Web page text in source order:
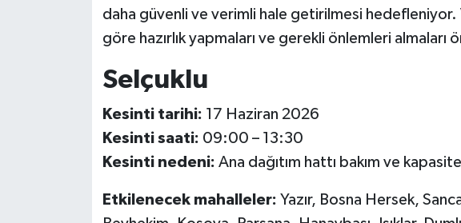
daha güvenli ve verimli hale getirilmesi hedefleniyor.
göre hazırlık yapmaları ve gerekli önlemleri almaları
Selçuklu
Kesinti tarihi: 17 Haziran 2026
Kesinti saati: 09:00 – 13:30
Kesinti nedeni: Ana dağıtım hattı bakım ve kapasite
Etkilenecek mahalleler: Yazır, Bosna Hersek,